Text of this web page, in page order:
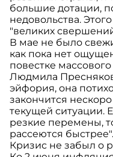
большие дотации,
недовольства.
"великих
В мае не было
как пока нет
повестке
Людмила
эйфория, она
закончится
текущей ситуации.
резкие перемены,
рассеются быстрее".
Кризис не забыл о